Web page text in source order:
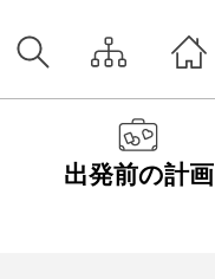
出発前の計画